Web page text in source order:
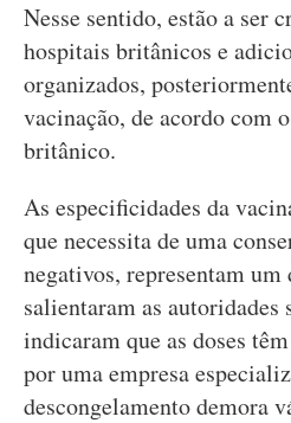
Nesse sentido, estão a ser
hospitais britânicos e
organizados,
vacinação, de acordo com
britânico.
As especificidades da
que necessita de uma
negativos, representam
salientaram as autoridades
indicaram que as doses
por uma empresa
descongelamento demora